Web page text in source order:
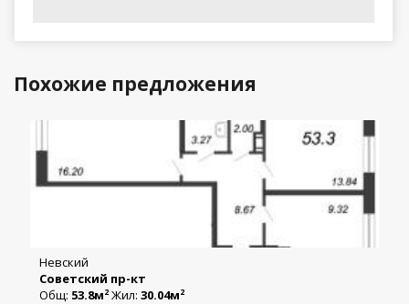
Похожие предложения
Невский
Советский пр-кт
Общ: 53.8м2 Жил: 30.04м2